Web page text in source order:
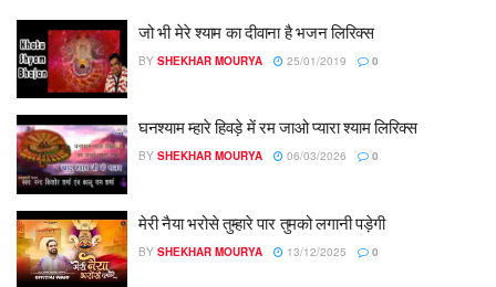
जो भी मेरे श्याम का दीवाना है भजन लिरिक्स
BY SHEKHAR MOURYA 25/01/2019 0
घनश्याम म्हारे हिवड़े में रम जाओ प्यारा श्याम लिरिक्स
BY SHEKHAR MOURYA 06/03/2026 0
मेरी नैया भरोसे तुम्हारे पार तुमको लगानी पड़ेगी
BY SHEKHAR MOURYA 13/12/2025 0